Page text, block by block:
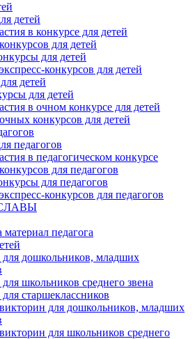
детей
в конкурсе для детей
для детей
для детей
конкурсов для детей
детей
для детей
в очном конкурсе для детей
конкурсов для детей
педагогов
в педагогическом конкурсе
для педагогов
для педагогов
конкурсов для педагогов
материал педагога
дошкольников, младших
школьников среднего звена
старшеклассников
викторин для дошкольников, младших
для школьников среднего